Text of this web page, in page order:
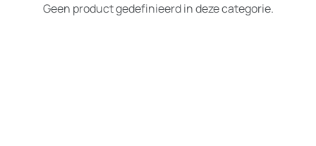
Geen product gedefinieerd in deze categorie.